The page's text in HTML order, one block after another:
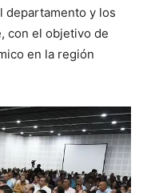
departamento y los
con el objetivo de
en la región